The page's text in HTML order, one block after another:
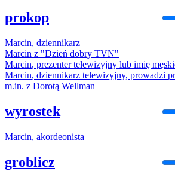
prokop
Marcin, dziennikarz
Marcin z "Dzień dobry TVN"
Marcin, prezenter telewizyjny lub imię
Marcin, dziennikarz telewizyjny, prowadzi
m.in. z Dorotą Wellman
wyrostek
Marcin, akordeonista
groblicz